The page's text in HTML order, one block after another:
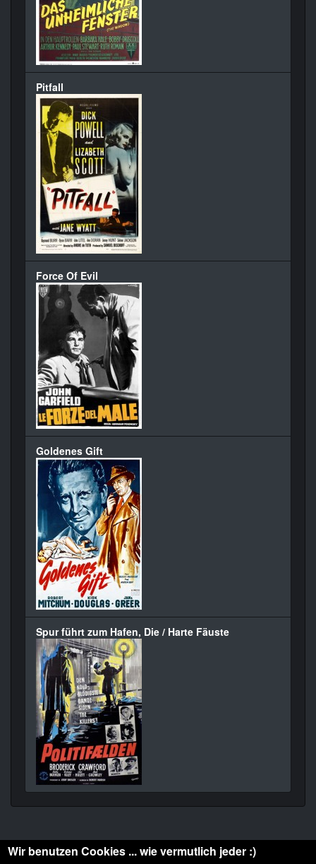
Pitfall
Force Of Evil
Goldenes Gift
Spur führt zum Hafen, Die / Harte Fäuste
Wir benutzen Cookies ... wie vermutlich jeder :)